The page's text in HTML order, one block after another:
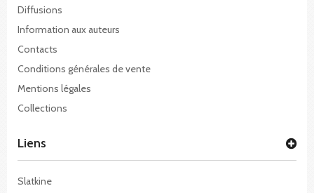
Diffusions
Information aux auteurs
Contacts
Conditions générales de vente
Mentions légales
Collections
Liens
Slatkine